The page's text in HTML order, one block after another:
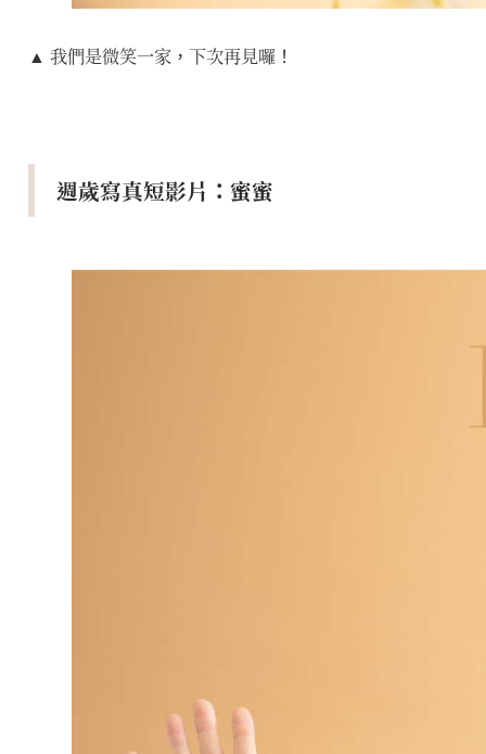
▲ 我們是微笑一家，下次再見囉！
週歲寫真短影片：蜜蜜